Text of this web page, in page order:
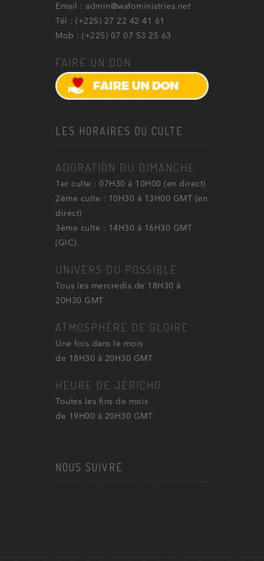
Email : admin@wafoministries.net
Tél : (+225) 27 22 42 41 61
Mob : (+225) 07 07 53 25 63
FAIRE UN DON
LES HORAIRES DU CULTE
ADORATION DU DIMANCHE
1er culte : 07H30 à 10H00 (en direct)
2ème culte : 10H30 à 13H00 GMT (en
direct)
3ème culte : 14H30 à 16H30 GMT
(GIC)
UNIVERS DU POSSIBLE
Tous les mercredis de 18H30 à
20H30 GMT
ATMOSPHÈRE DE GLOIRE
Une fois dans le mois
de 18H30 à 20H30 GMT
HEURE DE JÉRICHO
Toutes les fins de mois
de 19H00 à 20H30 GMT
NOUS SUIVRE